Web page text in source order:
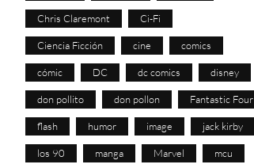
Chris Claremont Ci-Fi
Ciencia Ficción cine comics
cómic DC dc comics disney
don pollito don pollon Fantastic Four
flash humor image jack kirby
los 90 manga Marvel mcu